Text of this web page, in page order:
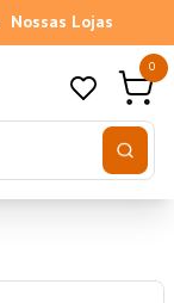
Nossas Lojas
0